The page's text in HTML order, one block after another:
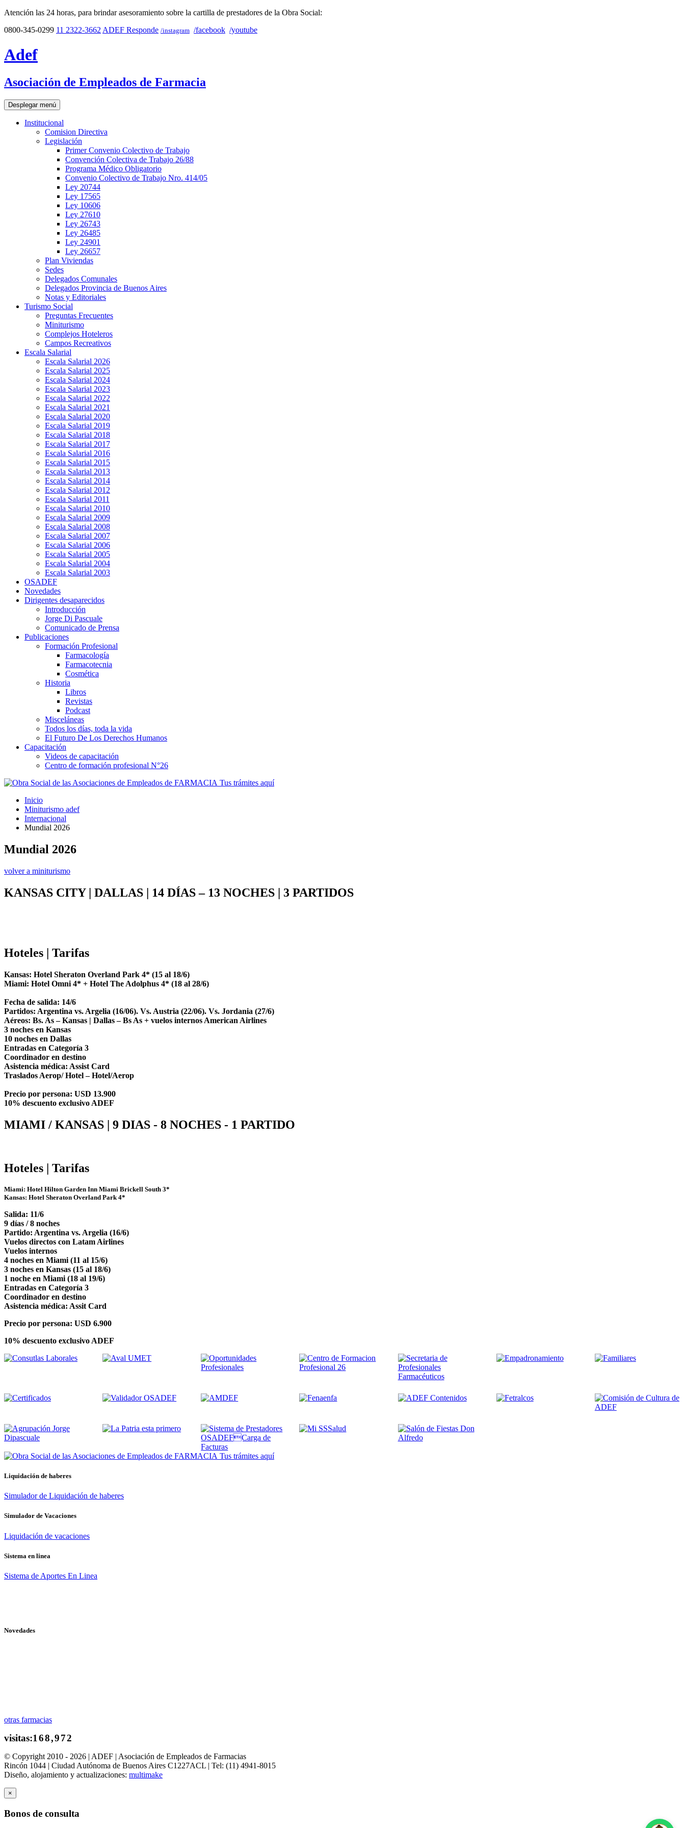
Atención las 24 horas, para brindar asesoramiento sobre la cartilla de prestadores de la Obra Social:
0800-345-0299 11 2322-3662 ADEF Responde /instagram /facebook /youtube
Adef
Asociación de Empleados de Farmacia
Desplegar menú
Institucional
Comision Directiva
Legislación
Primer Convenio Colectivo de Trabajo
Convención Colectiva de Trabajo 26/88
Programa Médico Obligatorio
Convenio Colectivo de Trabajo Nro. 414/05
Ley 20744
Ley 17565
Ley 10606
Ley 27610
Ley 26743
Ley 26485
Ley 24901
Ley 26657
Plan Viviendas
Sedes
Delegados Comunales
Delegados Provincia de Buenos Aires
Notas y Editoriales
Turismo Social
Preguntas Frecuentes
Miniturismo
Complejos Hoteleros
Campos Recreativos
Escala Salarial
Escala Salarial 2026
Escala Salarial 2025
Escala Salarial 2024
Escala Salarial 2023
Escala Salarial 2022
Escala Salarial 2021
Escala Salarial 2020
Escala Salarial 2019
Escala Salarial 2018
Escala Salarial 2017
Escala Salarial 2016
Escala Salarial 2015
Escala Salarial 2013
Escala Salarial 2014
Escala Salarial 2012
Escala Salarial 2011
Escala Salarial 2010
Escala Salarial 2009
Escala Salarial 2008
Escala Salarial 2007
Escala Salarial 2006
Escala Salarial 2005
Escala Salarial 2004
Escala Salarial 2003
OSADEF
Novedades
Dirigentes desaparecidos
Introducción
Jorge Di Pascuale
Comunicado de Prensa
Publicaciones
Formación Profesional
Farmacología
Farmacotecnia
Cosmética
Historia
Libros
Revistas
Podcast
Misceláneas
Todos los días, toda la vida
El Futuro De Los Derechos Humanos
Capacitación
Videos de capacitación
Centro de formación profesional N°26
Tus trámites aquí
Inicio
Miniturismo adef
Internacional
Mundial 2026
Mundial 2026
volver a miniturismo
KANSAS CITY | DALLAS | 14 DÍAS – 13 NOCHES | 3 PARTIDOS
Hoteles | Tarifas
Kansas: Hotel Sheraton Overland Park 4* (15 al 18/6)
Miami: Hotel Omni 4* + Hotel The Adolphus 4* (18 al 28/6)
Fecha de salida: 14/6
Partidos: Argentina vs. Argelia (16/06). Vs. Austria (22/06). Vs. Jordania (27/6)
Aéreos: Bs. As – Kansas | Dallas – Bs As + vuelos internos American Airlines
3 noches en Kansas
10 noches en Dallas
Entradas en Categoría 3
Coordinador en destino
Asistencia médica: Assist Card
Traslados Aerop/ Hotel – Hotel/Aerop
Precio por persona: USD 13.900
10% descuento exclusivo ADEF
MIAMI / KANSAS | 9 DIAS - 8 NOCHES - 1 PARTIDO
Hoteles | Tarifas
Miami: Hotel Hilton Garden Inn Miami Brickell South 3*
Kansas: Hotel Sheraton Overland Park 4*
Salida: 11/6
9 días / 8 noches
Partido: Argentina vs. Argelia (16/6)
Vuelos directos con Latam Airlines
Vuelos internos
4 noches en Miami (11 al 15/6)
3 noches en Kansas (15 al 18/6)
1 noche en Miami (18 al 19/6)
Entradas en Categoría 3
Coordinador en destino
Asistencia médica: Assit Card
Precio por persona: USD 6.900
10% descuento exclusivo ADEF
Tus trámites aquí
Liquidación de haberes
Simulador de Liquidación de haberes
Simulador de Vacaciones
Liquidación de vacaciones
Sistema en linea
Sistema de Aportes En Linea
Novedades
otras farmacias
© Copyright 2010 - 2026 | ADEF | Asociación de Empleados de Farmacias
Rincón 1044 | Ciudad Autónoma de Buenos Aires C1227ACL | Tel: (11) 4941-8015
Diseño, alojamiento y actualizaciones: multimake
×
Bonos de consulta